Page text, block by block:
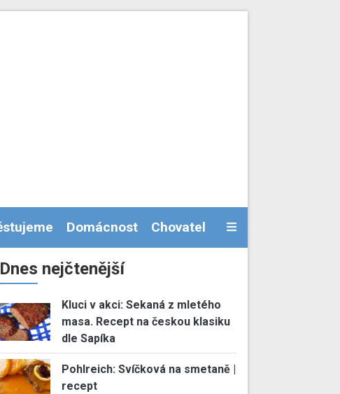
Domácnost Chovatel
Dnes nejčtenější
Kluci v akci: Sekaná z mletého
masa. Recept na českou klasiku
dle Sapíka
Pohlreich: Svíčková na smetaně |
recept